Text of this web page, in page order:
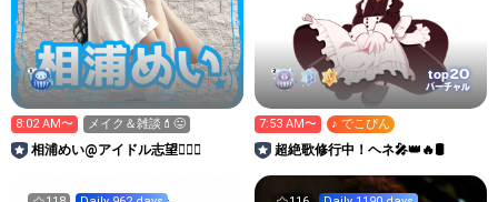
8:02 AM〜 メイク＆雑談💄😛
相浦めい@アイドル志望🙋🏻‍♀️
top20
バーチャル
7:53 AM〜 ♪ でこぴん
超絶歌修行中！ヘネ🎤👑🔥🛢